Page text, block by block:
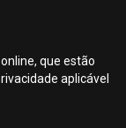
que estão
aplicável